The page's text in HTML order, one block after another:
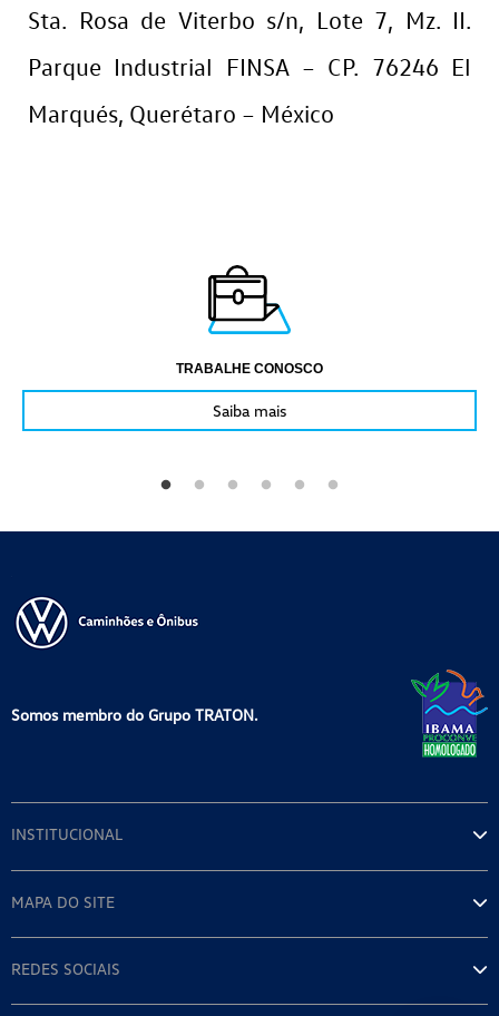
Sta. Rosa de Viterbo s/n, Lote 7, Mz. II.
Parque Industrial FINSA – CP. 76246 El
Marqués, Querétaro – México
TRABALHE CONOSCO
Saiba mais
Somos membro do Grupo TRATON.
INSTITUCIONAL
MAPA DO SITE
REDES SOCIAIS